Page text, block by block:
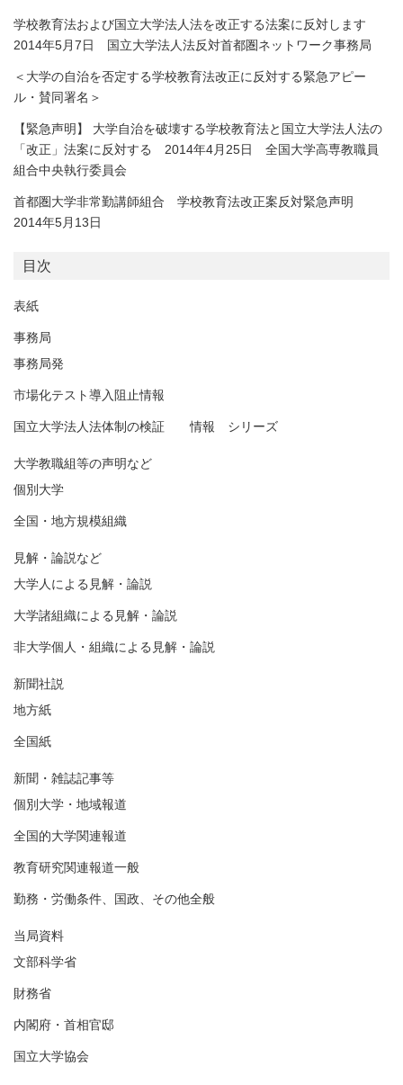
学校教育法および国立大学法人法を改正する法案に反対します
2014年5月7日 国立大学法人法反対首都圏ネットワーク事務局
＜大学の自治を否定する学校教育法改正に反対する緊急アピー
ル・賛同署名＞
【緊急声明】 大学自治を破壊する学校教育法と国立大学法人法の
「改正」法案に反対する 2014年4月25日 全国大学高専教職員
組合中央執行委員会
首都圏大学非常勤講師組合 学校教育法改正案反対緊急声明
2014年5月13日
目次
表紙
事務局
事務局発
市場化テスト導入阻止情報
国立大学法人法体制の検証 情報 シリーズ
大学教職組等の声明など
個別大学
全国・地方規模組織
見解・論説など
大学人による見解・論説
大学諸組織による見解・論説
非大学個人・組織による見解・論説
新聞社説
地方紙
全国紙
新聞・雑誌記事等
個別大学・地域報道
全国的大学関連報道
教育研究関連報道一般
勤務・労働条件、国政、その他全般
当局資料
文部科学省
財務省
内閣府・首相官邸
国立大学協会